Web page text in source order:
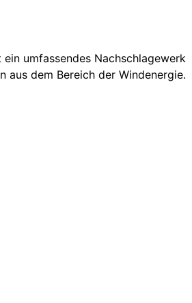
umfassendes Nachschlage­werk
aus dem Bereich der Wind­energie.